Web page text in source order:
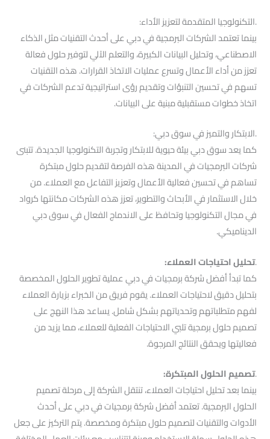
.التكنولوجيا المتقدمة لتعزيز الأداء:
بينما تعتمد الشركات البرمجية في دبي على أحدث التقنيات مثل الذكاء
الاصطناعي، وتحليل البيانات الكبيرة، والتعلم الآلي لتوفير حلول فعالة
تعزز من أداء الأعمال وتسرع عمليات الاتخاذ القرارات. هذه التقنيات
تسهم في تحسين التنبؤات وتقديم رؤى استراتيجية تدعم الشركات في
اتخاذ خطوات مستقبلية مبنية على البيانات.
.الابتكار والتميز في سوق دبي:
كما يعد سوق دبي بيئة حيوية للابتكار وتجربة التكنولوجيا الجديدة. تتبنى
شركات البرمجيات في المدينة هذه الفرصة لتقديم حلول مبتكرة
تساهم في تحسين فعالية الأعمال وتعزيز التفاعل مع العملاء. من
خلال الاستثمار في الأبحاث والتطوير، تعزز هذه الشركات مكانتها كرواد
في مجال التكنولوجيا وتحافظ على الاندماج الفعال في سوق دبي
الديناميكي.
.تحليل احتياجات العملاء:
كما تبدأ أفضل شركة برمجيات في دبي عملية تطوير الحلول المخصصة
بتحليل دقيق لاحتياجات العملاء. يقوم فريق من الخبراء بزيارة العملاء
لفهم متطلباتهم وتحدياتهم بشكل شامل. يساعد هذا النهج على
تصميم حلول برمجية تلبي الاحتياجات الفعلية للعملاء، مما يزيد من
فعاليتها ويحقق النتائج المرجوة.
.تصميم الحلول المبتكرة:
بينما بعد تحليل احتياجات العملاء، تنتقل الشركة إلى مرحلة تصميم
الحلول البرمجية. تعتمد أفضل شركة برمجيات في دبي على أحدث
الأدوات والتقنيات لتصميم حلول مبتكرة ومخصصة. يتم التركيز على جعل